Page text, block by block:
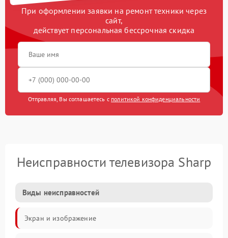
При оформлении заявки на ремонт техники через
сайт,
действует персональная бессрочная скидка
Отправляя, Вы соглашаетесь с политикой конфиденциальности
Неисправности телевизора Sharp
Виды неисправностей
Экран и изображение